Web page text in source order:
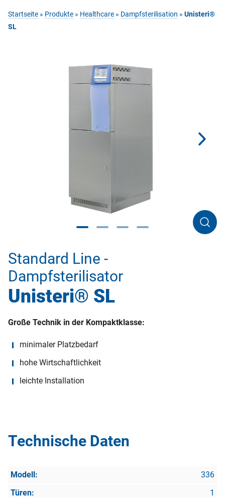
Startseite » Produkte » Healthcare » Dampfsterilisation » Unisteri®
SL
Standard Line -
Dampfsterilisator
Unisteri® SL
Große Technik in der Kompaktklasse:
minimaler Platzbedarf
hohe Wirtschaftlichkeit
leichte Installation
Technische Daten
336
1